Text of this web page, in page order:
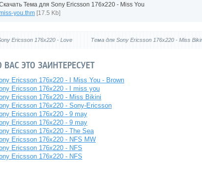
Тема для Sony Ericsson 176x220 - Miss You
you.thm [17.5 Kb]
Тема для Sony Ericsson 176x220 - Miss
Ericsson 176x220 - Love
ЭТО ЗАИНТЕРЕСУЕТ
Ericsson 176x220 - I Miss You - Brown
Ericsson 176x220 - I miss you
Ericsson 176x220 - Miss Bikini
Ericsson 176x220 - Sony-Ericsson
Ericsson 176x220 - 9 may
Ericsson 176x220 - 9 may
Ericsson 176x220 - The Sea
Ericsson 176x220 - NFS MW
Ericsson 176x220 - NFS
Ericsson 176x220 - NFS